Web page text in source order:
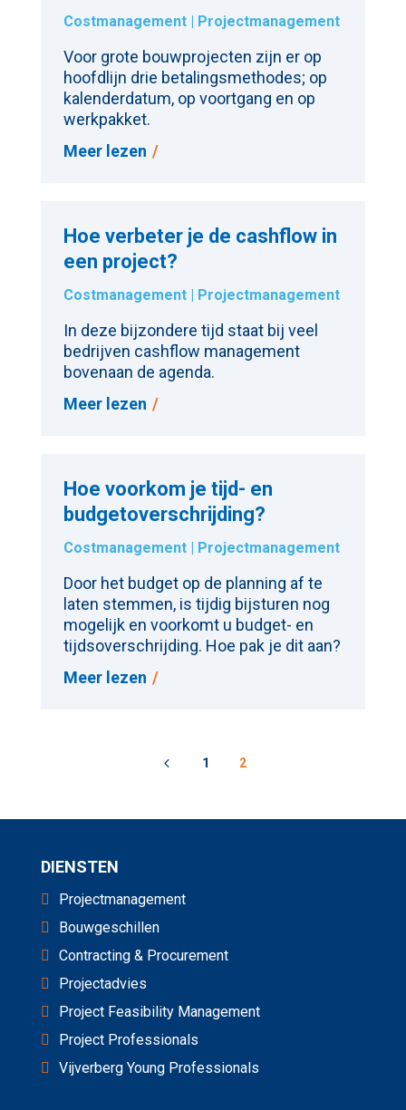
Costmanagement| Projectmanagement
Voor grote bouwprojecten zijn er op
hoofdlijn drie betalingsmethodes; op
kalenderdatum, op voortgang en op
werkpakket.
Meer lezen
Hoe verbeter je de cashflow in
een project?
Costmanagement| Projectmanagement
In deze bijzondere tijd staat bij veel
bedrijven cashflow management
bovenaan de agenda.
Meer lezen
Hoe voorkom je tijd- en
budget­overschrijding?
Costmanagement| Projectmanagement
Door het budget op de planning af te
laten stemmen, is tijdig bijsturen nog
mogelijk en voorkomt u budget- en
tijdsoverschrijding. Hoe pak je dit aan?
Meer lezen
4 1 2
DIENSTEN
Projectmanagement
Bouwgeschillen
Contracting & Procurement
Projectadvies
Project Feasibility Management
Project Professionals
Vijverberg Young Professionals